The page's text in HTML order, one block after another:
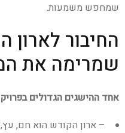
שמחפש משמעות.
החיבור
שמרימה את
אחד ההישגים הגדולים
– ארון הקודש הוא חם,